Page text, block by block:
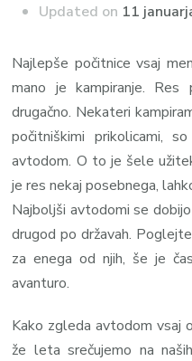
Updated on 11
Najlepše počitnice vsaj
mano je kampiranje.
drugačno. Nekateri
počitniškimi prikolicami,
avtodom. O to je šele
je res nekaj posebnega,
Najboljši avtodomi se
drugod po državah.
za enega od njih, še je
avanturo.
Kako zgleda avtodom vsaj
že leta srečujemo na